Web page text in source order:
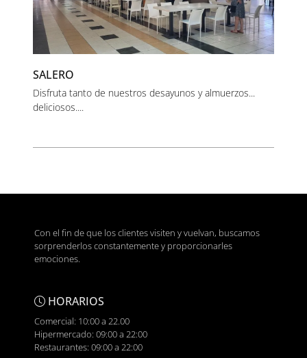
SALERO
Disfruta tanto de nuestros desayunos y almuerzos...
deliciosos....
Con el fin de que los clientes visiten y vuelvan, buscamos
sorprenderlos constantemente y proporcionarles
emociones.
HORARIOS
Comercial: 10:00 a 22.00
Hipermercado: 09:00 a 22:00
Restaurantes: 09:00 a 22:00